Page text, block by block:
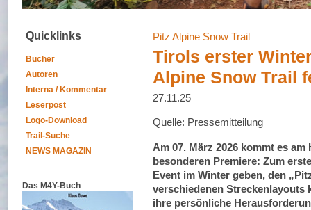
Quicklinks
Bücher
Autoren
Interna / Kommentar
Leserpost
Logo-Download
Trail-Suche
NEWS MAGAZIN
Das M4Y-Buch
Pitz Alpine Snow Trail
Tirols erster
Alpine Snow Trail
27.11.25
Quelle: Pressemitteilung
Am 07. März 2026 kommt es
besonderen Premiere: Zum
Event im Winter geben, den
verschiedenen Streckenlayouts
ihre persönliche